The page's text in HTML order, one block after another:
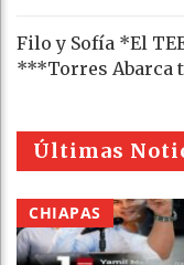
Filo y Sofía *El
***Torres Abarca
Últimas
CHIAPAS